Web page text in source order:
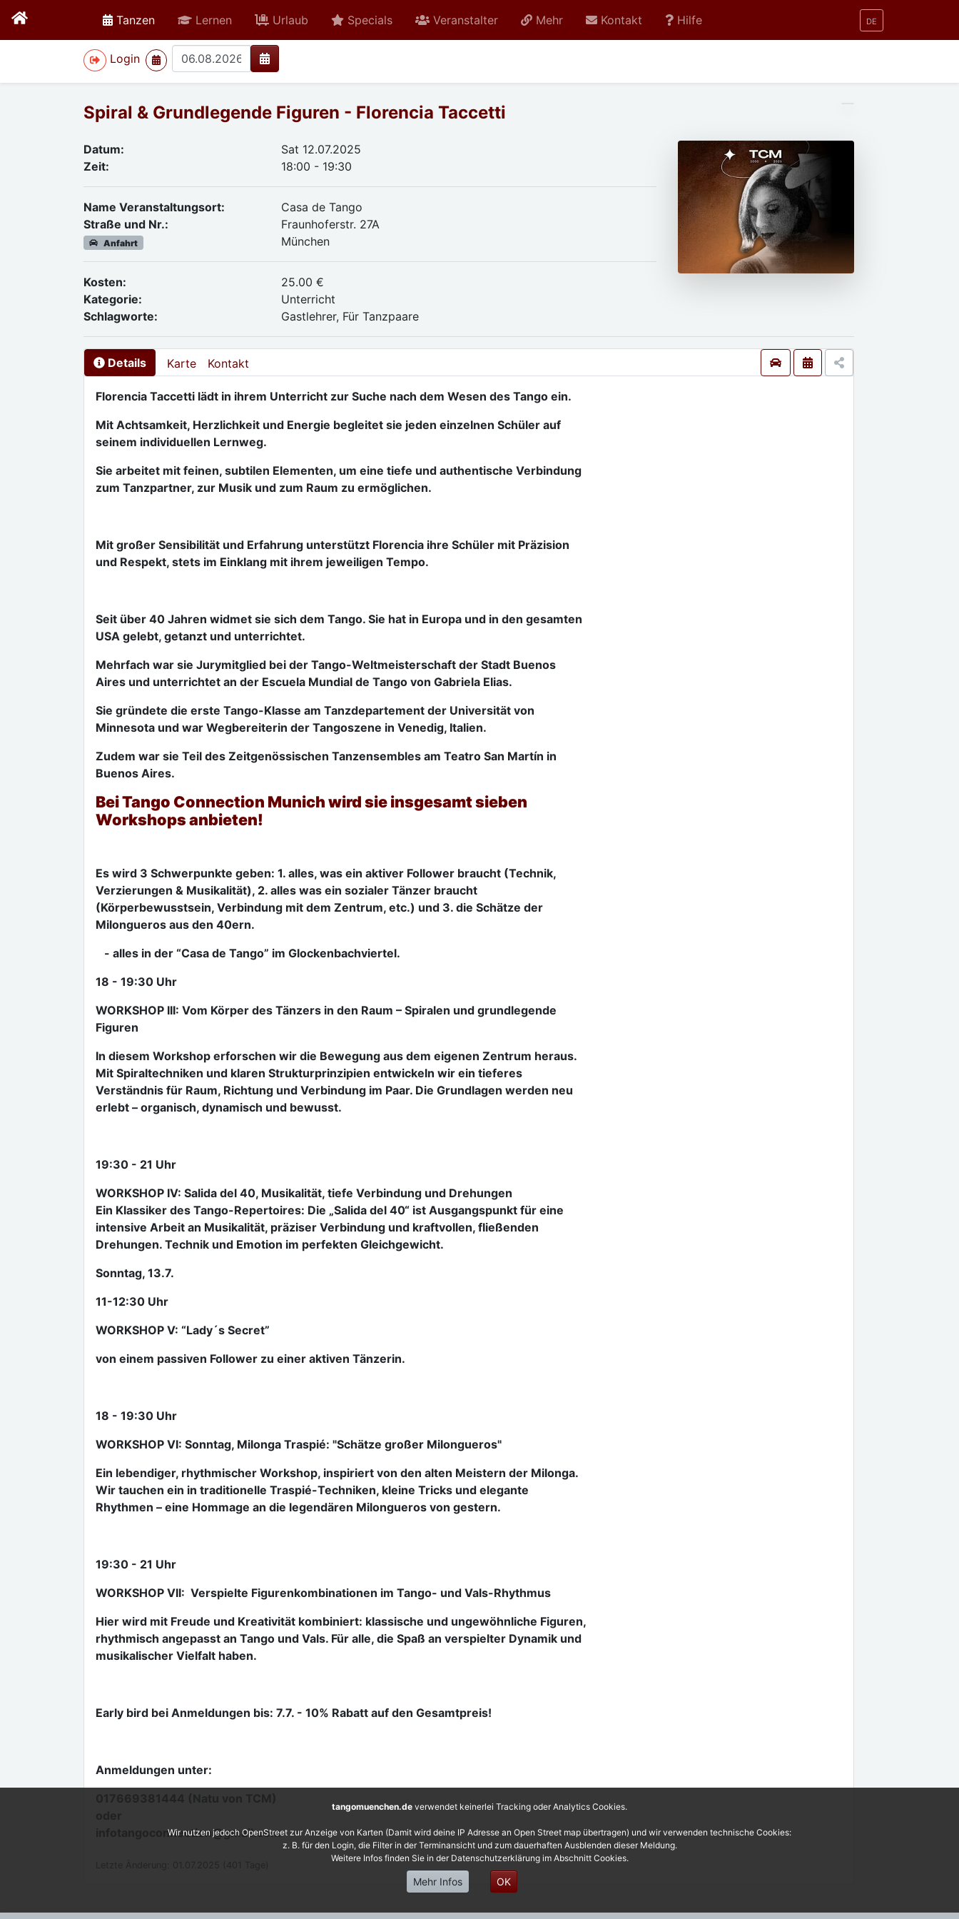
Tanzenactive Lernen Urlaub Specials Veranstalter Mehr Kontakt Hilfe DE
Login
>
Spiral & Grundlegende Figuren - Florencia Taccetti
Datum:
Sat 12.07.2025
Zeit:
18:00 - 19:30
Name Veranstaltungsort:
Casa de Tango
Straße und Nr.:
Anfahrt
Fraunhoferstr. 27A
München
Kosten:
25.00 €
Kategorie:
Unterricht
Schlagworte:
Gastlehrer, Für Tanzpaare
Details Karte Kontakt
Florencia Taccetti lädt in ihrem Unterricht zur Suche nach dem Wesen des Tango ein.
Mit Achtsamkeit, Herzlichkeit und Energie begleitet sie jeden einzelnen Schüler auf
seinem individuellen Lernweg.
Sie arbeitet mit feinen, subtilen Elementen, um eine tiefe und authentische Verbindung
zum Tanzpartner, zur Musik und zum Raum zu ermöglichen.
Mit großer Sensibilität und Erfahrung unterstützt Florencia ihre Schüler mit Präzision
und Respekt, stets im Einklang mit ihrem jeweiligen Tempo.
Seit über 40 Jahren widmet sie sich dem Tango. Sie hat in Europa und in den gesamten
USA gelebt, getanzt und unterrichtet.
Mehrfach war sie Jurymitglied bei der Tango-Weltmeisterschaft der Stadt Buenos
Aires und unterrichtet an der Escuela Mundial de Tango von Gabriela Elias.
Sie gründete die erste Tango-Klasse am Tanzdepartement der Universität von
Minnesota und war Wegbereiterin der Tangoszene in Venedig, Italien.
Zudem war sie Teil des Zeitgenössischen Tanzensembles am Teatro San Martín in
Buenos Aires.
Bei Tango Connection Munich wird sie insgesamt sieben
Workshops anbieten!
Es wird 3 Schwerpunkte geben: 1. alles, was ein aktiver Follower braucht (Technik,
Verzierungen & Musikalität), 2. alles was ein sozialer Tänzer braucht
(Körperbewusstsein, Verbindung mit dem Zentrum, etc.) und 3. die Schätze der
Milongueros aus den 40ern.
- alles in der “Casa de Tango” im Glockenbachviertel.
18 - 19:30 Uhr
WORKSHOP III: Vom Körper des Tänzers in den Raum – Spiralen und grundlegende
Figuren
In diesem Workshop erforschen wir die Bewegung aus dem eigenen Zentrum heraus.
Mit Spiraltechniken und klaren Strukturprinzipien entwickeln wir ein tieferes
Verständnis für Raum, Richtung und Verbindung im Paar. Die Grundlagen werden neu
erlebt – organisch, dynamisch und bewusst.
19:30 - 21 Uhr
WORKSHOP IV: Salida del 40, Musikalität, tiefe Verbindung und Drehungen
Ein Klassiker des Tango-Repertoires: Die „Salida del 40“ ist Ausgangspunkt für eine
intensive Arbeit an Musikalität, präziser Verbindung und kraftvollen, fließenden
Drehungen. Technik und Emotion im perfekten Gleichgewicht.
Sonntag, 13.7.
11-12:30 Uhr
WORKSHOP V: “Lady´s Secret”
von einem passiven Follower zu einer aktiven Tänzerin.
18 - 19:30 Uhr
WORKSHOP VI: Sonntag, Milonga Traspié: "Schätze großer Milongueros"
Ein lebendiger, rhythmischer Workshop, inspiriert von den alten Meistern der Milonga.
Wir tauchen ein in traditionelle Traspié-Techniken, kleine Tricks und elegante
Rhythmen – eine Hommage an die legendären Milongueros von gestern.
19:30 - 21 Uhr
WORKSHOP VII: Verspielte Figurenkombinationen im Tango- und Vals-Rhythmus
Hier wird mit Freude und Kreativität kombiniert: klassische und ungewöhnliche Figuren,
rhythmisch angepasst an Tango und Vals. Für alle, die Spaß an verspielter Dynamik und
musikalischer Vielfalt haben.
Early bird bei Anmeldungen bis: 7.7. - 10% Rabatt auf den Gesamtpreis!
Anmeldungen unter:
infotangoconnection@gmail.com
tangomuenchen.de verwendet keinerlei Tracking oder Analytics Cookies.
Wir nutzen jedoch OpenStreet zur Anzeige von Karten (Damit wird deine IP Adresse an Open Street map übertragen) und wir verwenden technische Cookies:
z. B. für den Login, die Filter in der Terminansicht und zum dauerhaften Ausblenden dieser Meldung.
Weitere Infos finden Sie in der Datenschutzerklärung im Abschnitt Cookies.
Mehr Infos OK